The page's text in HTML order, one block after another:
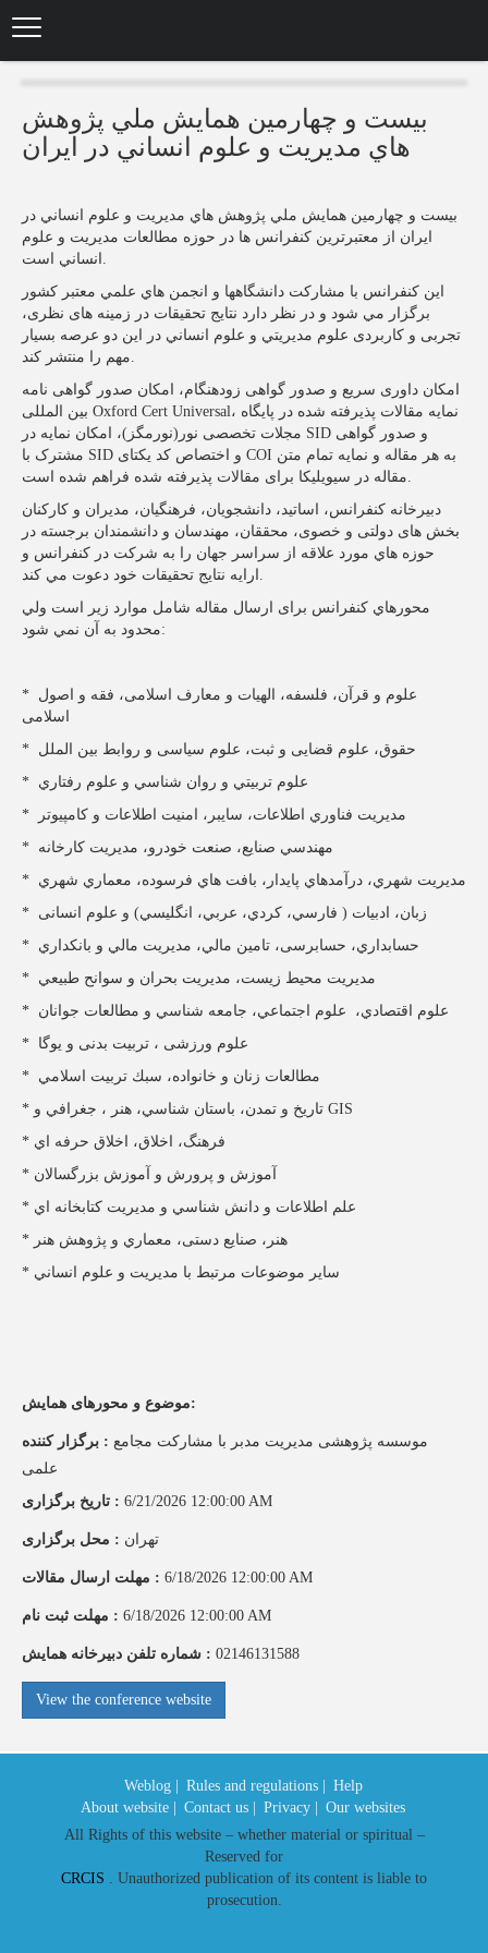
بیست و چهارمین همايش ملي پژوهش
هاي مديريت و علوم انساني در ايران
بیست و چهارمین همايش ملي پژوهش هاي مديريت و علوم انساني در
ایران از معتبرترين كنفرانس ها در حوزه مطالعات مديريت و علوم
انساني است.
اين کنفرانس با مشاركت دانشگاهها و انجمن هاي علمي معتبر كشور
برگزار مي شود و در نظر دارد نتایج تحقیقات در زمینه های نظری،
تجربی و کاربردی علوم مديريتي و علوم انساني در اين دو عرصه بسيار
مهم را منتشر كند.
امکان داوری سریع و صدور گواهی زودهنگام، امکان صدور گواهی نامه
بین المللی Oxford Cert Universal، نمایه مقالات پذیرفته شده در پایگاه
مجلات تخصصی نور(نورمگز)، امکان نمایه در SID و صدور گواهی
مشترک با SID و اختصاص کد یکتای COI به هر مقاله و نمایه تمام متن
مقاله در سیویلیکا برای مقالات پذیرفته شده فراهم شده است.
دبيرخانه کنفرانس، اساتيد، دانشجويان، فرهنگیان، مدیران و کارکنان
بخش های دولتی و خصوی، محققان، مهندسان و دانشمندان برجسته در
حوزه هاي مورد علاقه از سراسر جهان را به شركت در كنفرانس و
ارايه نتايج تحقيقات خود دعوت مي كند.
محورهاي كنفرانس برای ارسال مقاله شامل موارد زیر است ولي
محدود به آن نمي شود:
* علوم و قرآن، فلسفه، الهيات و معارف اسلامی، فقه و اصول
اسلامی
* حقوق، علوم قضایی و ثبت، علوم سیاسی و روابط بين الملل
* علوم تربيتي و روان شناسي و علوم رفتاري
* مديريت فناوري اطلاعات، سايبر، امنيت اطلاعات و کامپیوتر
* مهندسي صنايع، صنعت خودرو، مديريت كارخانه
* مديريت شهري، درآمدهاي پايدار، بافت هاي فرسوده، معماري شهري
* زبان، ادبیات ( فارسي، كردي، عربي، انگليسي) و علوم انسانی
* حسابداري، حسابرسی، تامين مالي، مديريت مالي و بانكداري
* مديريت محيط زيست، مديريت بحران و سوانح طبيعي
* علوم اقتصادي، علوم اجتماعي، جامعه شناسي و مطالعات جوانان
* علوم ورزشی ، تربیت بدنی و يوگا
* مطالعات زنان و خانواده، سبك تربيت اسلامي
* تاريخ و تمدن، باستان شناسي، هنر ، جغرافي و GIS
* فرهنگ، اخلاق، اخلاق حرفه اي
* آموزش و پرورش و آموزش بزرگسالان
* علم اطلاعات و دانش شناسي و مديريت كتابخانه اي
* هنر، صنایع دستی، معماري و پژوهش هنر
* ساير موضوعات مرتبط با مدیریت و علوم انساني
موضوع و محورهای همایش:
برگزار کننده : موسسه پژوهشی مدیریت مدبر با مشارکت مجامع
علمی
تاریخ برگزاری : 6/21/2026 12:00:00 AM
محل برگزاری : تهران
مهلت ارسال مقالات : 6/18/2026 12:00:00 AM
مهلت ثبت نام : 6/18/2026 12:00:00 AM
شماره تلفن دبیرخانه همایش : 02146131588
View the conference website
Weblog | Rules and regulations |
Help
About website |
Contact us | Privacy |
Our websites
All Rights of this website – whether material or spiritual –
Reserved for
CRCIS . Unauthorized publication of its content is liable to
prosecution.